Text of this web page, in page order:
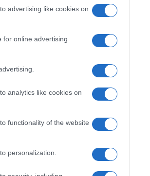
advertising like cookies on
for online advertising
analytics like cookies on
functionality of the website
personalization.
Χαλκιδική:
βλάστηση στο
06/08/26 - 15:50
παραβίαση του
Τραμπ στη Γάζα
ΔΙΕΘΝΗ
06/08/26 - 15:36
Ομάν και Ιράν
Στενά του Ορμούζ,
06/08/26 - 15:22
Ρουμανία: Μάχη